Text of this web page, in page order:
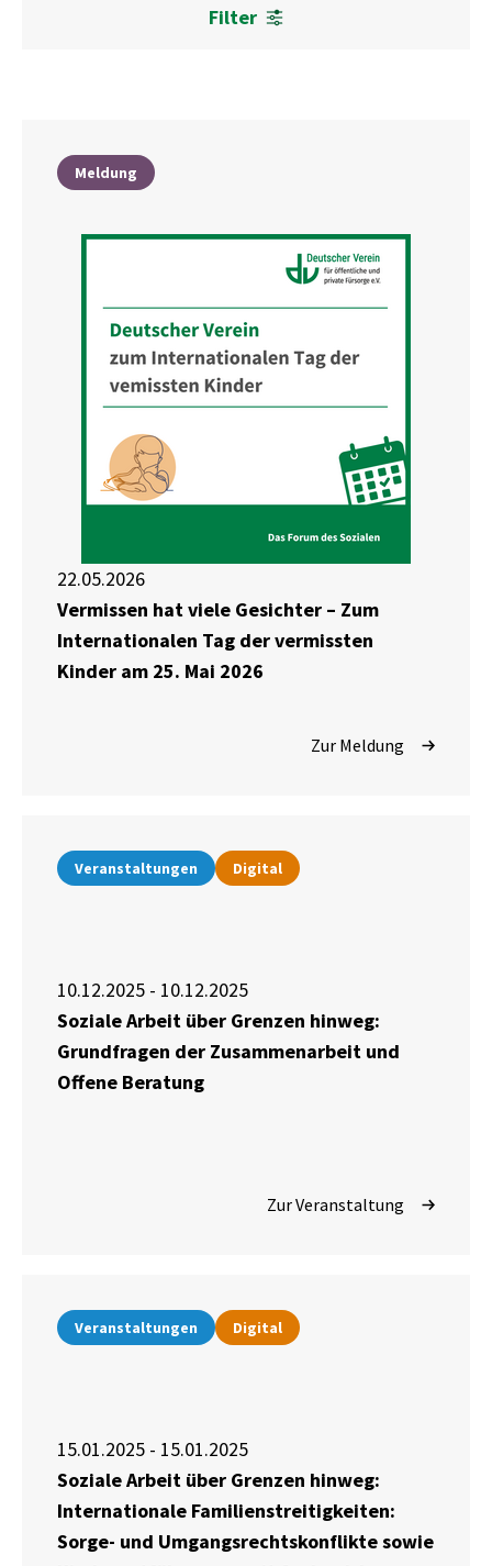
Filter
Meldung
22.05.2026
Vermissen hat viele Gesichter – Zum
Internationalen Tag der vermissten
Kinder am 25. Mai 2026
Zur Meldung
Veranstaltungen Digital
10.12.2025 - 10.12.2025
Soziale Arbeit über Grenzen hinweg:
Grundfragen der Zusammenarbeit und
Offene Beratung
Zur Veranstaltung
Veranstaltungen Digital
15.01.2025 - 15.01.2025
Soziale Arbeit über Grenzen hinweg:
Internationale Familienstreitigkeiten:
Sorge- und Umgangsrechtskonflikte sowie